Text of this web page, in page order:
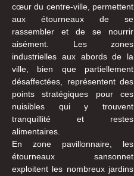
cœur du centre-ville, permettent
aux étourneaux de se
rassembler et de se nourrir
aisément. Les zones
industrielles aux abords de la
ville, bien que partiellement
désaffectées, représentent des
points stratégiques pour ces
nuisibles qui y trouvent
tranquillité et restes
alimentaires.
En zone pavillonnaire, les
étourneaux sansonnet
exploitent les nombreux jardins